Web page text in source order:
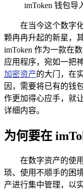
imToken 钱包导
在当今这个数字
颗冉冉升起的新星，
imToken 作为一款在
应用程序，宛如一把
加密资产的大门，在
因，需要将已有的钱
作更加得心应手，就
详细内容。
为何要在
在数字资产的使
琐、使用不顺手的困
产进行集中管理，以